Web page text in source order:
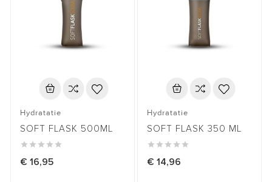
Hydratatie
SOFT FLASK 500ML
    
€ 16,95
Hydratatie
SOFT FLASK 350 ML
    
€ 14,96